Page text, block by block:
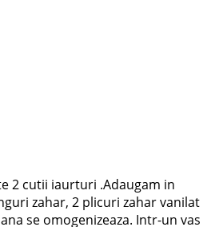
2 cutii iaurturi .Adaugam in
zahar, 2 plicuri zahar vanilat
se omogenizeaza. Intr-un vas